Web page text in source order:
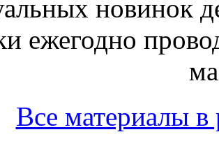
новинок
ежегодно
Все материалы в